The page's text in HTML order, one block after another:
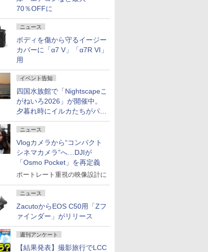
70％OFFに
ニュース
ボディを傷から守るイージー
カバーに「α7 V」「α7R VI」
用
イベント告知
四国水族館で「Nightscapeこ
がねいろ2026」が開催中。
夕暮れ時にイルカたちがパフ
ォーマンスを繰り広げる
ニュース
Vlogカメラから“コンパクト
シネマカメラ”へ…DJIが
「Osmo Pocket」を再定義
ポートレート重視の映像設計に
ニュース
ZacutoからEOS C50用「Zフ
ァインダー」がリリース
週刊アンケート
【結果発表】撮影旅行でLCC